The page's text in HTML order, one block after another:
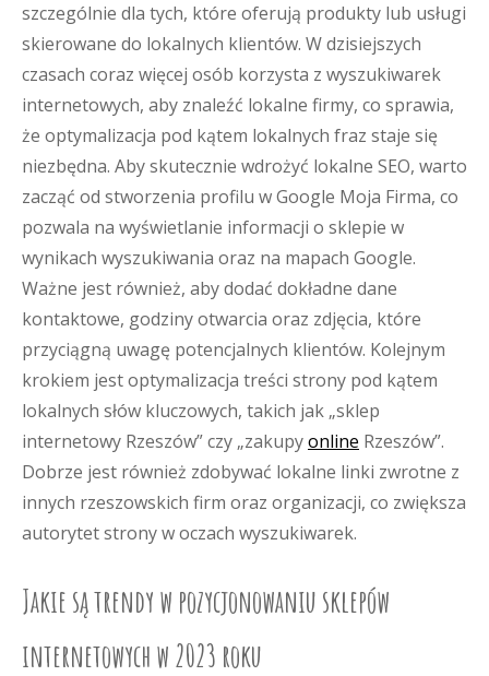
szczególnie dla tych, które oferują produkty lub usługi
skierowane do lokalnych klientów. W dzisiejszych
czasach coraz więcej osób korzysta z wyszukiwarek
internetowych, aby znaleźć lokalne firmy, co sprawia,
że optymalizacja pod kątem lokalnych fraz staje się
niezbędna. Aby skutecznie wdrożyć lokalne SEO, warto
zacząć od stworzenia profilu w Google Moja Firma, co
pozwala na wyświetlanie informacji o sklepie w
wynikach wyszukiwania oraz na mapach Google.
Ważne jest również, aby dodać dokładne dane
kontaktowe, godziny otwarcia oraz zdjęcia, które
przyciągną uwagę potencjalnych klientów. Kolejnym
krokiem jest optymalizacja treści strony pod kątem
lokalnych słów kluczowych, takich jak „sklep
internetowy Rzeszów” czy „zakupyonline Rzeszów”.
Dobrze jest również zdobywać lokalne linki zwrotne z
innych rzeszowskich firm oraz organizacji, co zwiększa
autorytet strony w oczach wyszukiwarek.
Jakie są trendy w pozycjonowaniu sklepów
internetowych w 2023 roku